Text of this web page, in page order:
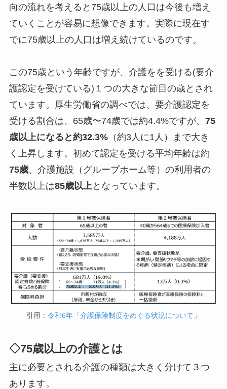
向の流れを考えると75歳以上の人口は今後も増え
ていくことが容易に想像できます。実際に現在す
でに75歳以上の人口は増え続けているのです。
この75歳という年齢ですが、介護をを受ける(要介
護認定を受けている)１つの大きな節目の歳とされ
ています。厚生労働省の調べでは、要介護認定を
受ける割合は、65歳〜74歳では約4.4%ですが、 75
歳以上になると約32.3%（約3人に1人）まで大き
く上昇します。初めて認定を受ける平均年齢は約
75歳、介護施設（グループホーム等）の利用者の
半数以上は85歳以上となっています。
引用： 令和6年「介護保険制度をめぐる状況について」
◇75歳以上の介護とは
主に必要とされる介護の種類は大きく分けて３つ
あります。